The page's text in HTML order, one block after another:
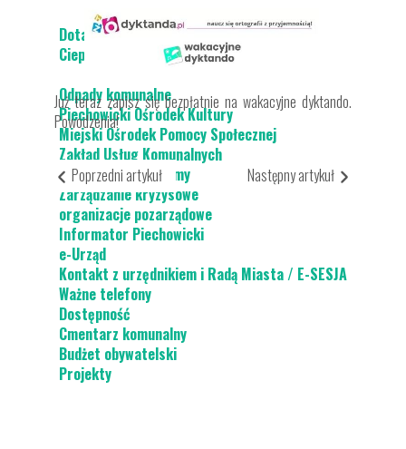
Dotacja do wymiany źródeł ogrzewania
Ciepłe Mieszkanie
Odpady komunalne
Piechowicki Ośrodek Kultury
Miejski Ośrodek Pomocy Społecznej
Zakład Usług Komunalnych
Strategie i programy
Zarządzanie kryzysowe
organizacje pozarządowe
Informator Piechowicki
e-Urząd
Kontakt z urzędnikiem i Radą Miasta / E-SESJA
Ważne telefony
Dostępność
Cmentarz komunalny
Budżet obywatelski
Projekty
Już teraz zapisz się bezpłatnie na wakacyjne dyktando.
Powodzenia!
Poprzedni artykuł Następny artykuł